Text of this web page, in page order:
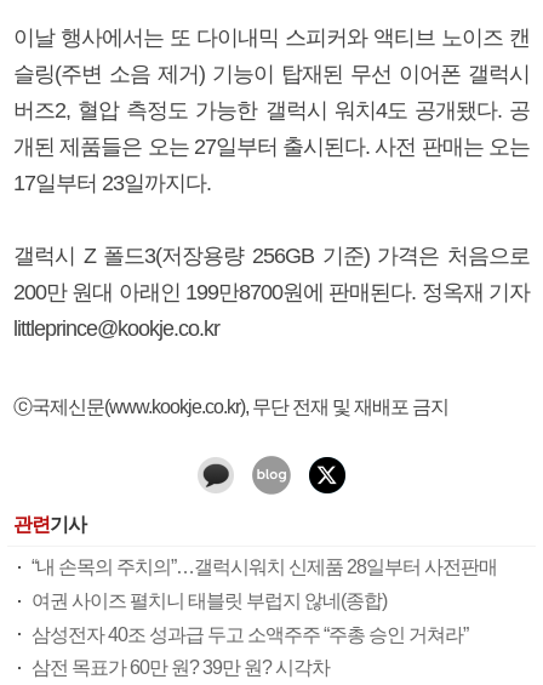
이날 행사에서는 또 다이내믹 스피커와 액티브 노이즈 캔
슬링(주변 소음 제거) 기능이 탑재된 무선 이어폰 갤럭시
버즈2, 혈압 측정도 가능한 갤럭시 워치4도 공개됐다. 공
개된 제품들은 오는 27일부터 출시된다. 사전 판매는 오는
17일부터 23일까지다.
갤럭시 Z 폴드3(저장용량 256GB 기준) 가격은 처음으로
200만 원대 아래인 199만8700원에 판매된다. 정옥재 기자
littleprince@kookje.co.kr
ⓒ국제신문(www.kookje.co.kr), 무단 전재 및 재배포 금지
관련기사
“내 손목의 주치의”…갤럭시워치 신제품 28일부터 사전판매
여권 사이즈 펼치니 태블릿 부럽지 않네(종합)
삼성전자 40조 성과급 두고 소액주주 “주총 승인 거쳐라”
삼전 목표가 60만 원? 39만 원? 시각차